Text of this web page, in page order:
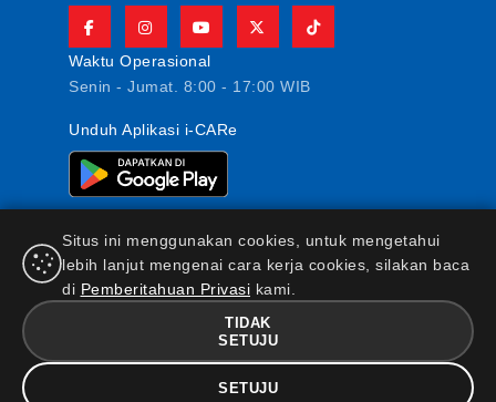
Waktu Operasional
Senin - Jumat. 8:00 - 17:00 WIB
Unduh Aplikasi i-CARe
PT AJ Central Asia Raya berizin dan diawasi oleh
Otoritas Jasa Keuangan
Maklumat & Pernyataan
Kebijakan Keamanan
Informasi|Standar Pelayanan Nasabah|Kebijakan
Situs ini menggunakan cookies, untuk mengetahui
lebih lanjut mengenai cara kerja cookies, silakan baca
di Pemberitahuan Privasi kami.
TIDAK
SETUJU
SETUJU